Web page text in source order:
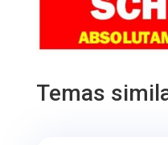
Temas